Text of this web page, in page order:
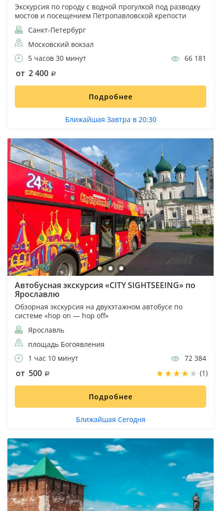
Экскурсия по городу с водной прогулкой под разводку
мостов и посещением Петропавловской крепости
Санкт-Петербург
Московский вокзал
5 часов 30 минут
66 181
от 2 400
Подробнее
Ближайшая Завтра в 20:30
Автобусная экскурсия «CITY SIGHTSEEING» по
Ярославлю
Обзорная экскурсия на двухэтажном автобусе по
системе «hop on — hop off»
Ярославль
площадь Богоявления
1 час 10 минут
72 384
от 500 (1)
Подробнее
Ближайшая Сегодня